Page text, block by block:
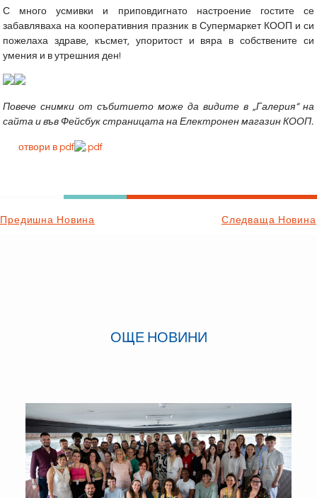
С много усмивки и приповдигнато настроение гостите се
забавляваха на кооперативния празник в Супермаркет КООП и си
пожелаха здраве, късмет, упоритост и вяра в собствените си
умения и в утрешния ден!
Повече снимки от събитието може да видите в „Галерия“ на
сайта и във Фейсбук страницата на Електронен магазин КООП.
отвори в pdf
Предишна Новина Следваща Новина
ОЩЕ НОВИНИ